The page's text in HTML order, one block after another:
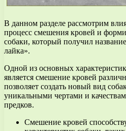
В данном разделе рассмотрим
процесс смешения кровей и
собаки, который получил
лайка».
Одной из основных
является смешение кровей
позволяет создать новый вид
уникальными чертами и
предков.
Смешение кровей